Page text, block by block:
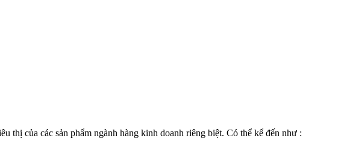
thị của các sản phẩm ngành hàng kinh doanh riêng biệt. Có thể kể đến như :